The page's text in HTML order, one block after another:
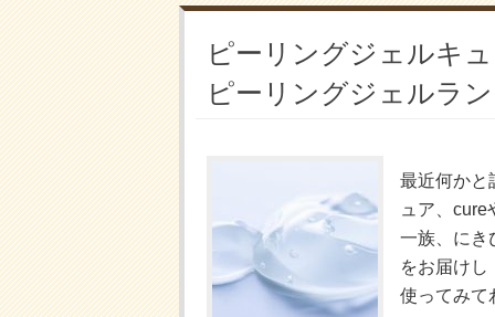
ピーリングジェルキ
ピーリングジェルラ
最近何かと
ュア、
一族、にき
をお届けし
使ってみて